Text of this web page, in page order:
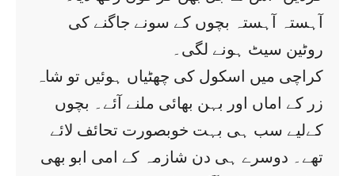
آہستہ آہستہ بچوں کے سونے جاگنے کی
روٹین سیٹ ہونے لگی۔
کراچی میں اسکول کی چھٹیاں ہوئیں تو شاہ
زر کے اماں اور بہن بھائی ملنے آئے۔ بچوں
کےلیے سب ہی بہت خوبصورت تحائف لائے
تھے۔ دوسرے ہی دن شازمہ کے امی ابو بھی